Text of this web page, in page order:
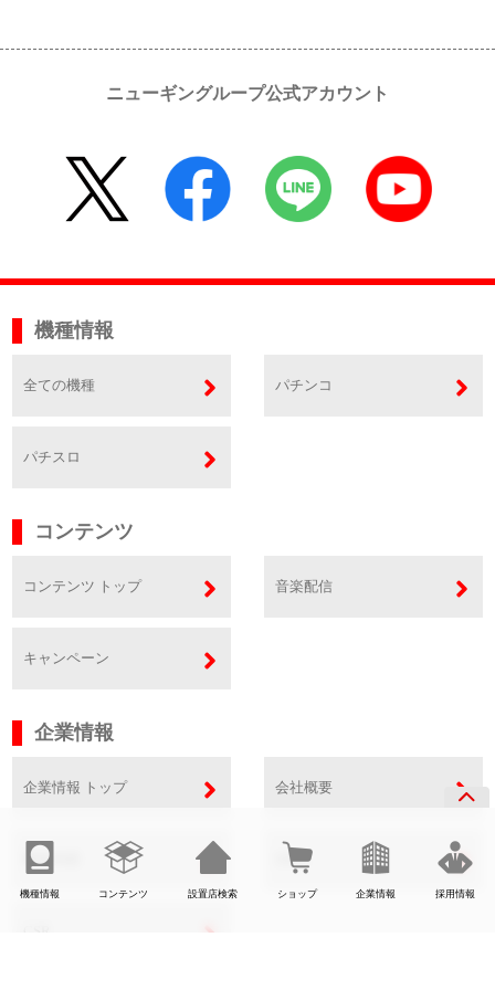
機種情報 コンテンツ 設置店検索 ショップ 企業情報 採用情報
ニューギングループ公式アカウント
機種情報
全ての機種 パチンコ
パチスロ
コンテンツ
コンテンツ トップ 音楽配信
キャンペーン
企業情報
企業情報 トップ 会社概要
事業内容 SDGs